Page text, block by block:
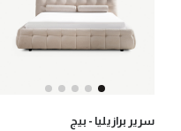
سرير برازيليا - بيج